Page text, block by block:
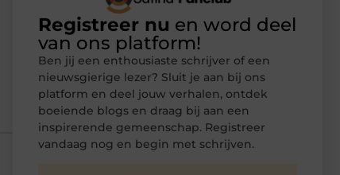
Registreer nu en word deel
van ons platform!
Ben jij een enthousiaste schrijver of een
nieuwsgierige lezer? Sluit je aan bij ons
platform en deel jouw verhalen, ontdek
boeiende blogs en draag bij aan een
inspirerende gemeenschap. Registreer
vandaag nog en begin met schrijven.